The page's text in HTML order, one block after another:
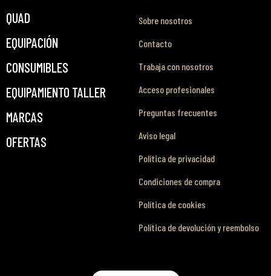
QUAD
EQUIPACIÓN
CONSUMIBLES
EQUIPAMIENTO TALLER
MARCAS
OFERTAS
Sobre nosotros
Contacto
Trabaja con nosotros
Acceso profesionales
Preguntas frecuentes
Aviso legal
Política de privacidad
Condiciones de compra
Política de cookies
Política de devolución y reembolso